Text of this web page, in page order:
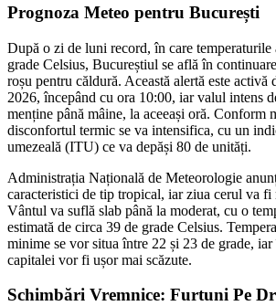
Prognoza Meteo pentru București
După o zi de luni record, în care temperaturile
grade Celsius, Bucureștiul se află în
roșu pentru căldură. Această alertă este activă
2026, începând cu ora 10:00, iar valul intens
menține până mâine, la aceeași oră. Conform
disconfortul termic se va intensifica, cu un
umezeală (ITU) ce va depăși 80 de unități.
Administrația Națională de Meteorologie
caracteristici de tip tropical, iar ziua cerul va fi
Vântul va suflă slab până la moderat, cu o
estimată de circa 39 de grade Celsius.
minime se vor situa între 22 și 23 de grade,
capitalei vor fi ușor mai scăzute.
Schimbări Vremnice: Furtuni Pe